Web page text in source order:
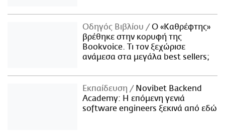
Οδηγός Βιβλίου
Ο «Καθρέφτης»
βρέθηκε στην κορυφή της
Bookvoice. Τι τον ξεχώρισε
ανάμεσα στα μεγάλα best sellers;
Εκπαίδευση
Novibet Backend
Academy: Η επόμενη γενιά
software engineers ξεκινά από εδώ